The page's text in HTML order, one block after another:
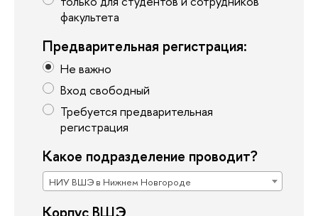
факультета
Предварительная регистрация:
Не важно
Вход свободный
Требуется предварительная
регистрация
Какое подразделение проводит?
НИУ ВШЭ в Нижнем Новгороде
Корпус ВШЭ